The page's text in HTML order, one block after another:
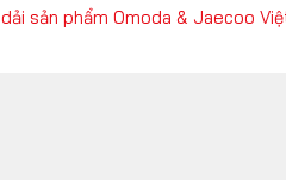
dải sản phẩm Omoda & Jaecoo